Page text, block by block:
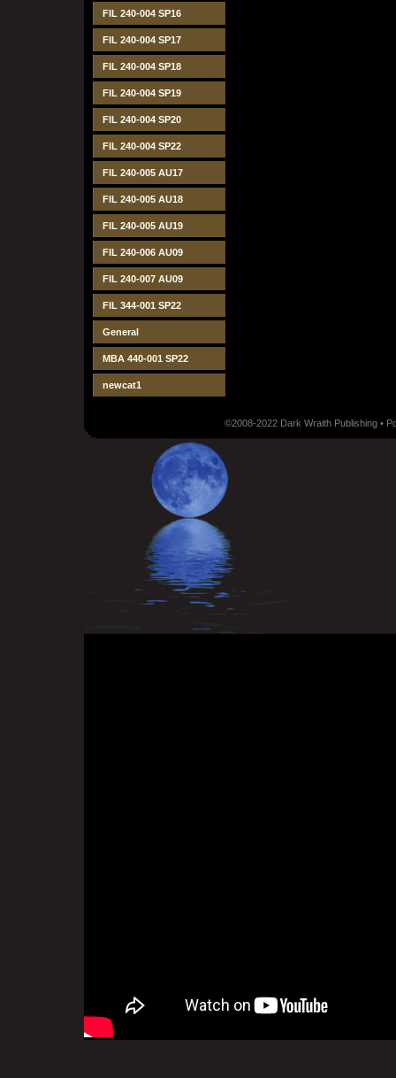
FIL 240-004 SP16
FIL 240-004 SP17
FIL 240-004 SP18
FIL 240-004 SP19
FIL 240-004 SP20
FIL 240-004 SP22
FIL 240-005 AU17
FIL 240-005 AU18
FIL 240-005 AU19
FIL 240-006 AU09
FIL 240-007 AU09
FIL 344-001 SP22
General
MBA 440-001 SP22
newcat1
©2008-2022 Dark Wraith Publishing •